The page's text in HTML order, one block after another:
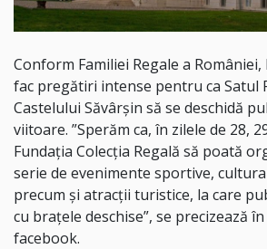
Conform Familiei Regale a României,
fac pregătiri intense pentru ca Satul
Castelului Săvârșin să se deschidă
viitoare. ”Sperăm ca, în zilele de 28,
Fundația Colecția Regală să poată
serie de evenimente sportive,
precum și atracții turistice, la care
cu brațele deschise”, se precizează
facebook.